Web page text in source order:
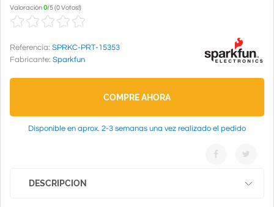
Valoración0/5(0 Votos!)
Referencia: SPRKC-PRT-15353
Fabricante: Sparkfun
COMPRE AHORA
Disponible en aprox. 2-3 semanas una vez realizado el pedido
DESCRIPCION